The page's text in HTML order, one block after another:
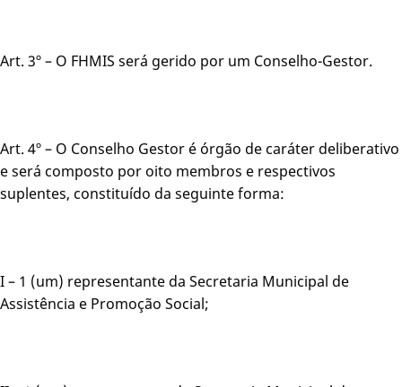
Art. 3º – O FHMIS será gerido por um Conselho-Gestor.
Art. 4º – O Conselho Gestor é órgão de caráter deliberativo
e será composto por oito membros e respectivos
suplentes, constituído da seguinte forma:
I – 1 (um) representante da Secretaria Municipal de
Assistência e Promoção Social;